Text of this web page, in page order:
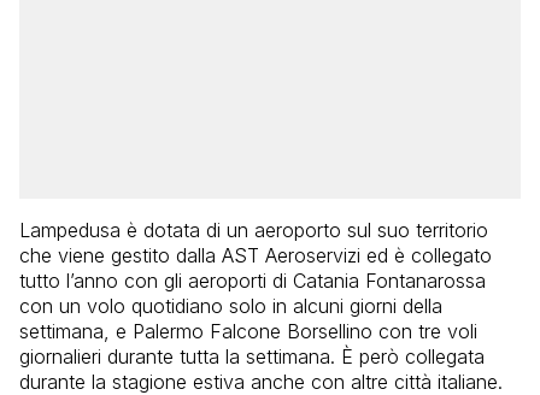
Lampedusa è dotata di un aeroporto sul suo territorio
che viene gestito dalla AST Aeroservizi ed è collegato
tutto l’anno con gli aeroporti di Catania Fontanarossa
con un volo quotidiano solo in alcuni giorni della
settimana, e Palermo Falcone Borsellino con tre voli
giornalieri durante tutta la settimana. È però collegata
durante la stagione estiva anche con altre città italiane.